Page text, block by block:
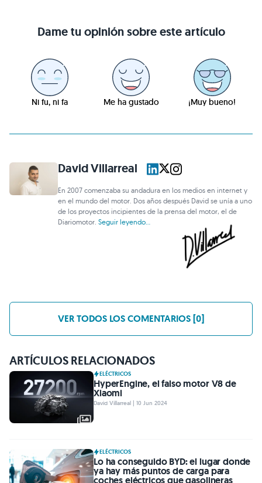
Dame tu opinión sobre este artículo
Ni fu, ni fa Me ha gustado ¡Muy bueno!
David Villarreal
En 2007 comenzaba su andadura en los medios en internet y
en el mundo del motor. Dos años después David se unía a uno
de los proyectos incipientes de la prensa del motor, el de
Diariomotor.Seguir leyendo...
VER TODOS LOS COMENTARIOS [0]
ARTÍCULOS RELACIONADOS
ELÉCTRICOS
HyperEngine, el falso motor V8 de
Xiaomi
David Villarreal | 10 Jun 2024
ELÉCTRICOS
Lo ha conseguido BYD: el lugar donde
ya hay más puntos de carga para
coches eléctricos que gasolineras